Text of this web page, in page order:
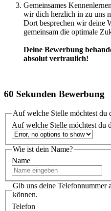
Gemeinsames
wir dich herzlich in zu uns
Dort besprechen wir deine
gemeinsam die optimale
Deine Bewerbung
absolut vertraulich!
60 Sekunden Bewerbung
Auf welche Stelle möchtest du
Auf welche Stelle möchtest du
Wie ist dein Name?
Name
Gib uns deine Telefonnummer
können.
Telefon